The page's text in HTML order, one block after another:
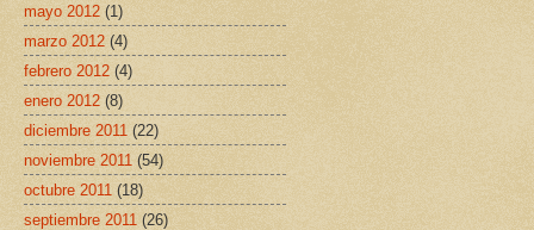
mayo 2012 (1)
marzo 2012 (4)
febrero 2012 (4)
enero 2012 (8)
diciembre 2011 (22)
noviembre 2011 (54)
octubre 2011 (18)
septiembre 2011 (26)